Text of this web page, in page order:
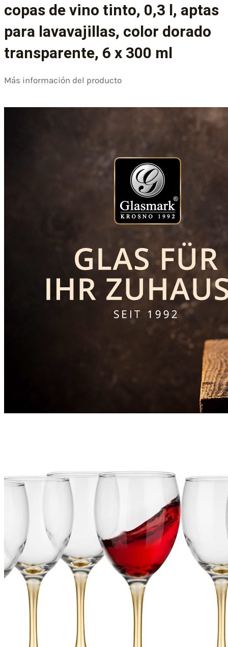
copas de vino tinto, 0,3 l, aptas
para lavavajillas, color dorado
transparente, 6 x 300 ml
Más información del producto